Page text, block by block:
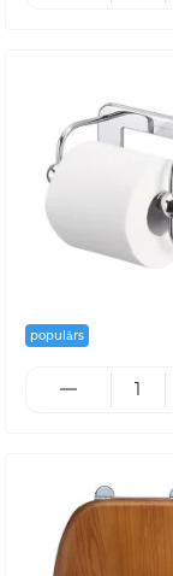
populārs